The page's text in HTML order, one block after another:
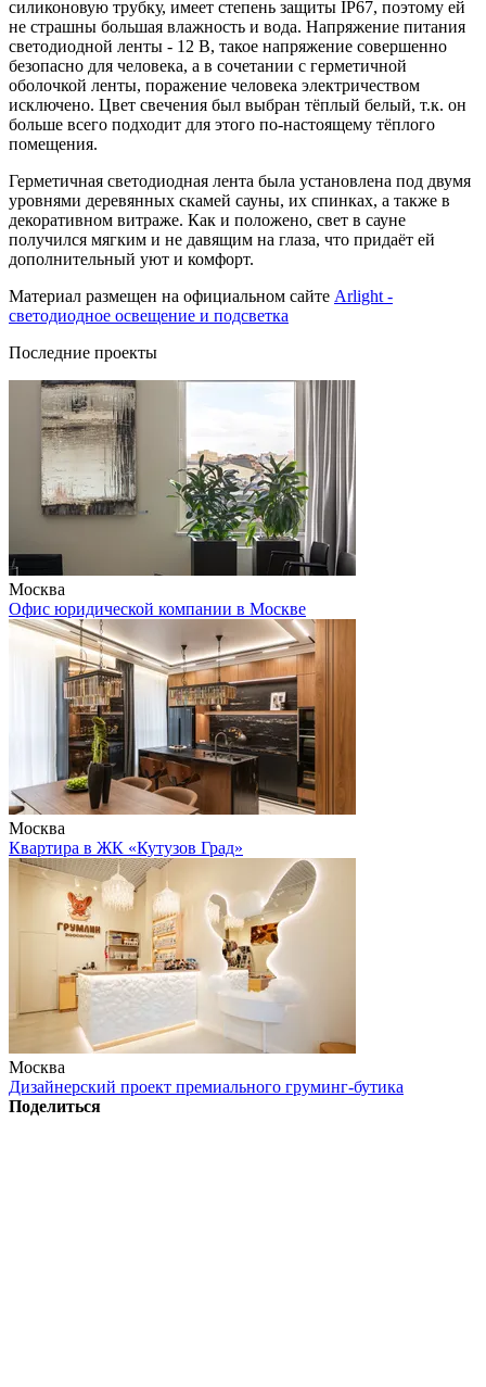
силиконовую трубку, имеет степень защиты IP67, поэтому ей
не страшны большая влажность и вода. Напряжение питания
светодиодной ленты - 12 В, такое напряжение совершенно
безопасно для человека, а в сочетании с герметичной
оболочкой ленты, поражение человека электричеством
исключено. Цвет свечения был выбран тёплый белый, т.к. он
больше всего подходит для этого по-настоящему тёплого
помещения.
Герметичная светодиодная лента была установлена под двумя
уровнями деревянных скамей сауны, их спинках, а также в
декоративном витраже. Как и положено, свет в сауне
получился мягким и не давящим на глаза, что придаёт ей
дополнительный уют и комфорт.
Материал размещен на официальном сайте Arlight -
светодиодное освещение и подсветка
Последние проекты
Москва
Офис юридической компании в Москве
Москва
Квартира в ЖК «Кутузов Град»
Москва
Дизайнерский проект премиального груминг-бутика
Поделиться